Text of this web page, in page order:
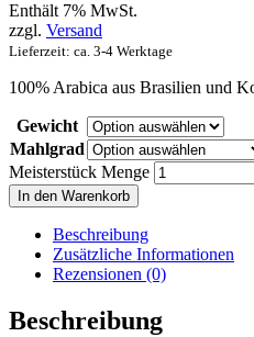
Enthält 7% MwSt.
zzgl. Versand
Lieferzeit: ca. 3-4 Werktage
100% Arabica aus Brasilien und
Gewicht
Mahlgrad
Meisterstück Menge
In den Warenkorb
Beschreibung
Zusätzliche Informationen
Rezensionen (0)
Beschreibung